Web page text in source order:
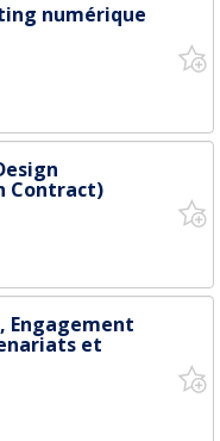
numérique
Contract)
Engagement
et